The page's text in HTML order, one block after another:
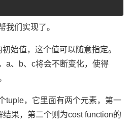
我们实现了。
始值，这个值可以随意指定。
a、b、c将会不断变化，使得
tuple，它里面有两个元素，第一
果，第二个则为cost function的